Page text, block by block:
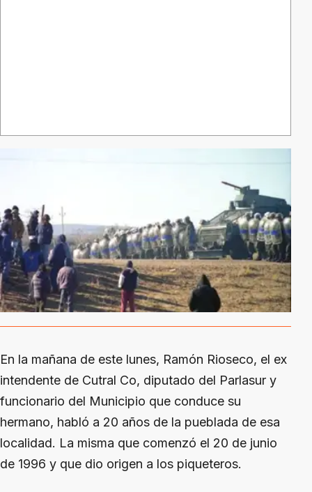
En la mañana de este lunes, Ramón Rioseco, el ex
intendente de Cutral Co, diputado del Parlasur y
funcionario del Municipio que conduce su
hermano, habló a 20 años de la pueblada de esa
localidad. La misma que comenzó el 20 de junio
de 1996 y que dio origen a los piqueteros.